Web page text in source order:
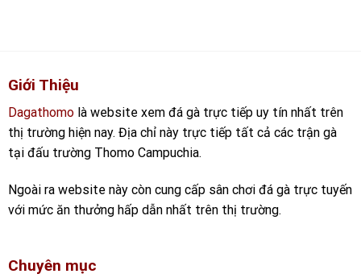
Giới Thiệu
Dagathomo là website xem đá gà trực tiếp uy tín nhất trên
thị trường hiện nay. Địa chỉ này trực tiếp tất cả các trận gà
tại đấu trường Thomo Campuchia.
Ngoài ra website này còn cung cấp sân chơi đá gà trực tuyến
với mức ăn thưởng hấp dẫn nhất trên thị trường.
Chuyên mục